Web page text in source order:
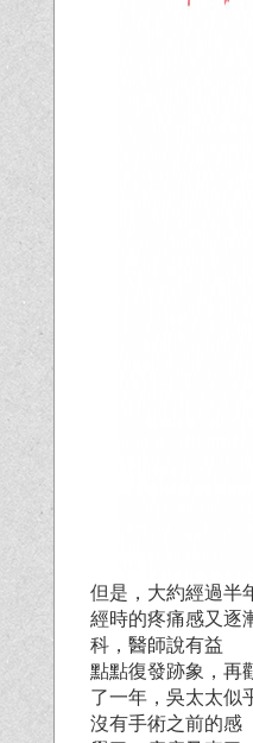
但是，大約經過半
經時的疼痛感又逐
科，醫師說有益
點點復發跡象，再
了一年，吳太太似
沒有手術之前的感